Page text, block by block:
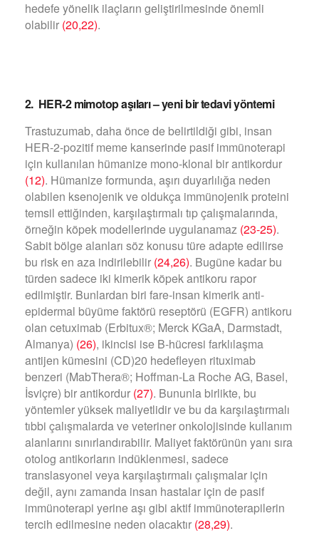
hedefe yönelik ilaçların geliştirilmesinde önemli
olabilir (20,22).
2. HER-2 mimotop aşıları – yeni bir tedavi yöntemi
Trastuzumab, daha önce de belirtildiği gibi, insan
HER-2-pozitif meme kanserinde pasif immünoterapi
için kullanılan hümanize mono-klonal bir antikordur
(12). Hümanize formunda, aşırı duyarlılığa neden
olabilen ksenojenik ve oldukça immünojenik proteini
temsil ettiğinden, karşılaştırmalı tıp çalışmalarında,
örneğin köpek modellerinde uygulanamaz (23-25).
Sabit bölge alanları söz konusu türe adapte edilirse
bu risk en aza indirilebilir (24,26). Bugüne kadar bu
türden sadece iki kimerik köpek antikoru rapor
edilmiştir. Bunlardan biri fare-insan kimerik anti-
epidermal büyüme faktörü reseptörü (EGFR) antikoru
olan cetuximab (Erbitux®; Merck KGaA, Darmstadt,
Almanya) (26), ikincisi ise B-hücresi farklılaşma
antijen kümesini (CD)20 hedefleyen rituximab
benzeri (MabThera®; Hoffman-La Roche AG, Basel,
İsviçre) bir antikordur (27). Bununla birlikte, bu
yöntemler yüksek maliyetlidir ve bu da karşılaştırmalı
tıbbi çalışmalarda ve veteriner onkolojisinde kullanım
alanlarını sınırlandırabilir. Maliyet faktörünün yanı sıra
otolog antikorların indüklenmesi, sadece
translasyonel veya karşılaştırmalı çalışmalar için
değil, aynı zamanda insan hastalar için de pasif
immünoterapi yerine aşı gibi aktif immünoterapilerin
tercih edilmesine neden olacaktır (28,29).